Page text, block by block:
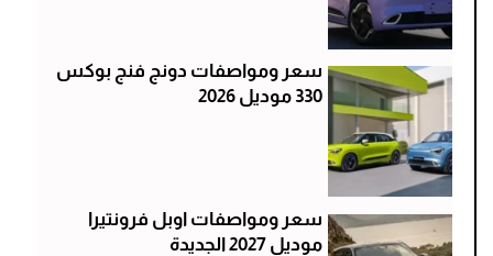
سعر ومواصفات دونج فنج بوكس
330 موديل 2026
سعر ومواصفات اوبل فرونتيرا
موديل 2027 الجديدة